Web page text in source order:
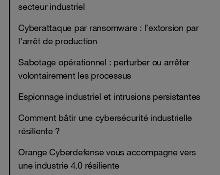
secteur industriel
Cyberattaque par ransomware : l’extorsion par
l’arrêt de production
Sabotage opérationnel : perturber ou arrêter
volontairement les processus
Espionnage industriel et intrusions persistantes
Comment bâtir une cybersécurité industrielle
résiliente ?
Orange Cyberdefense vous accompagne vers
une industrie 4.0 résiliente